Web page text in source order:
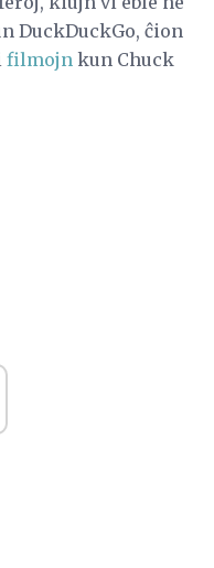
DuckDuckGo, ĉion
filmojn kun Chuck